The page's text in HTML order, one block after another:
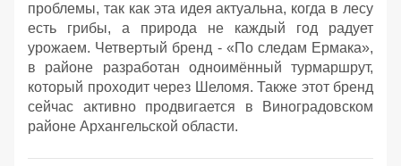
проблемы, так как эта идея актуальна, когда в лесу
есть грибы, а природа не каждый год радует
урожаем. Четвертый бренд - «По следам Ермака»,
в районе разработан одноимённый турмаршрут,
который проходит через Шеломя. Также этот бренд
сейчас активно продвигается в Виноградовском
районе Архангельской области.